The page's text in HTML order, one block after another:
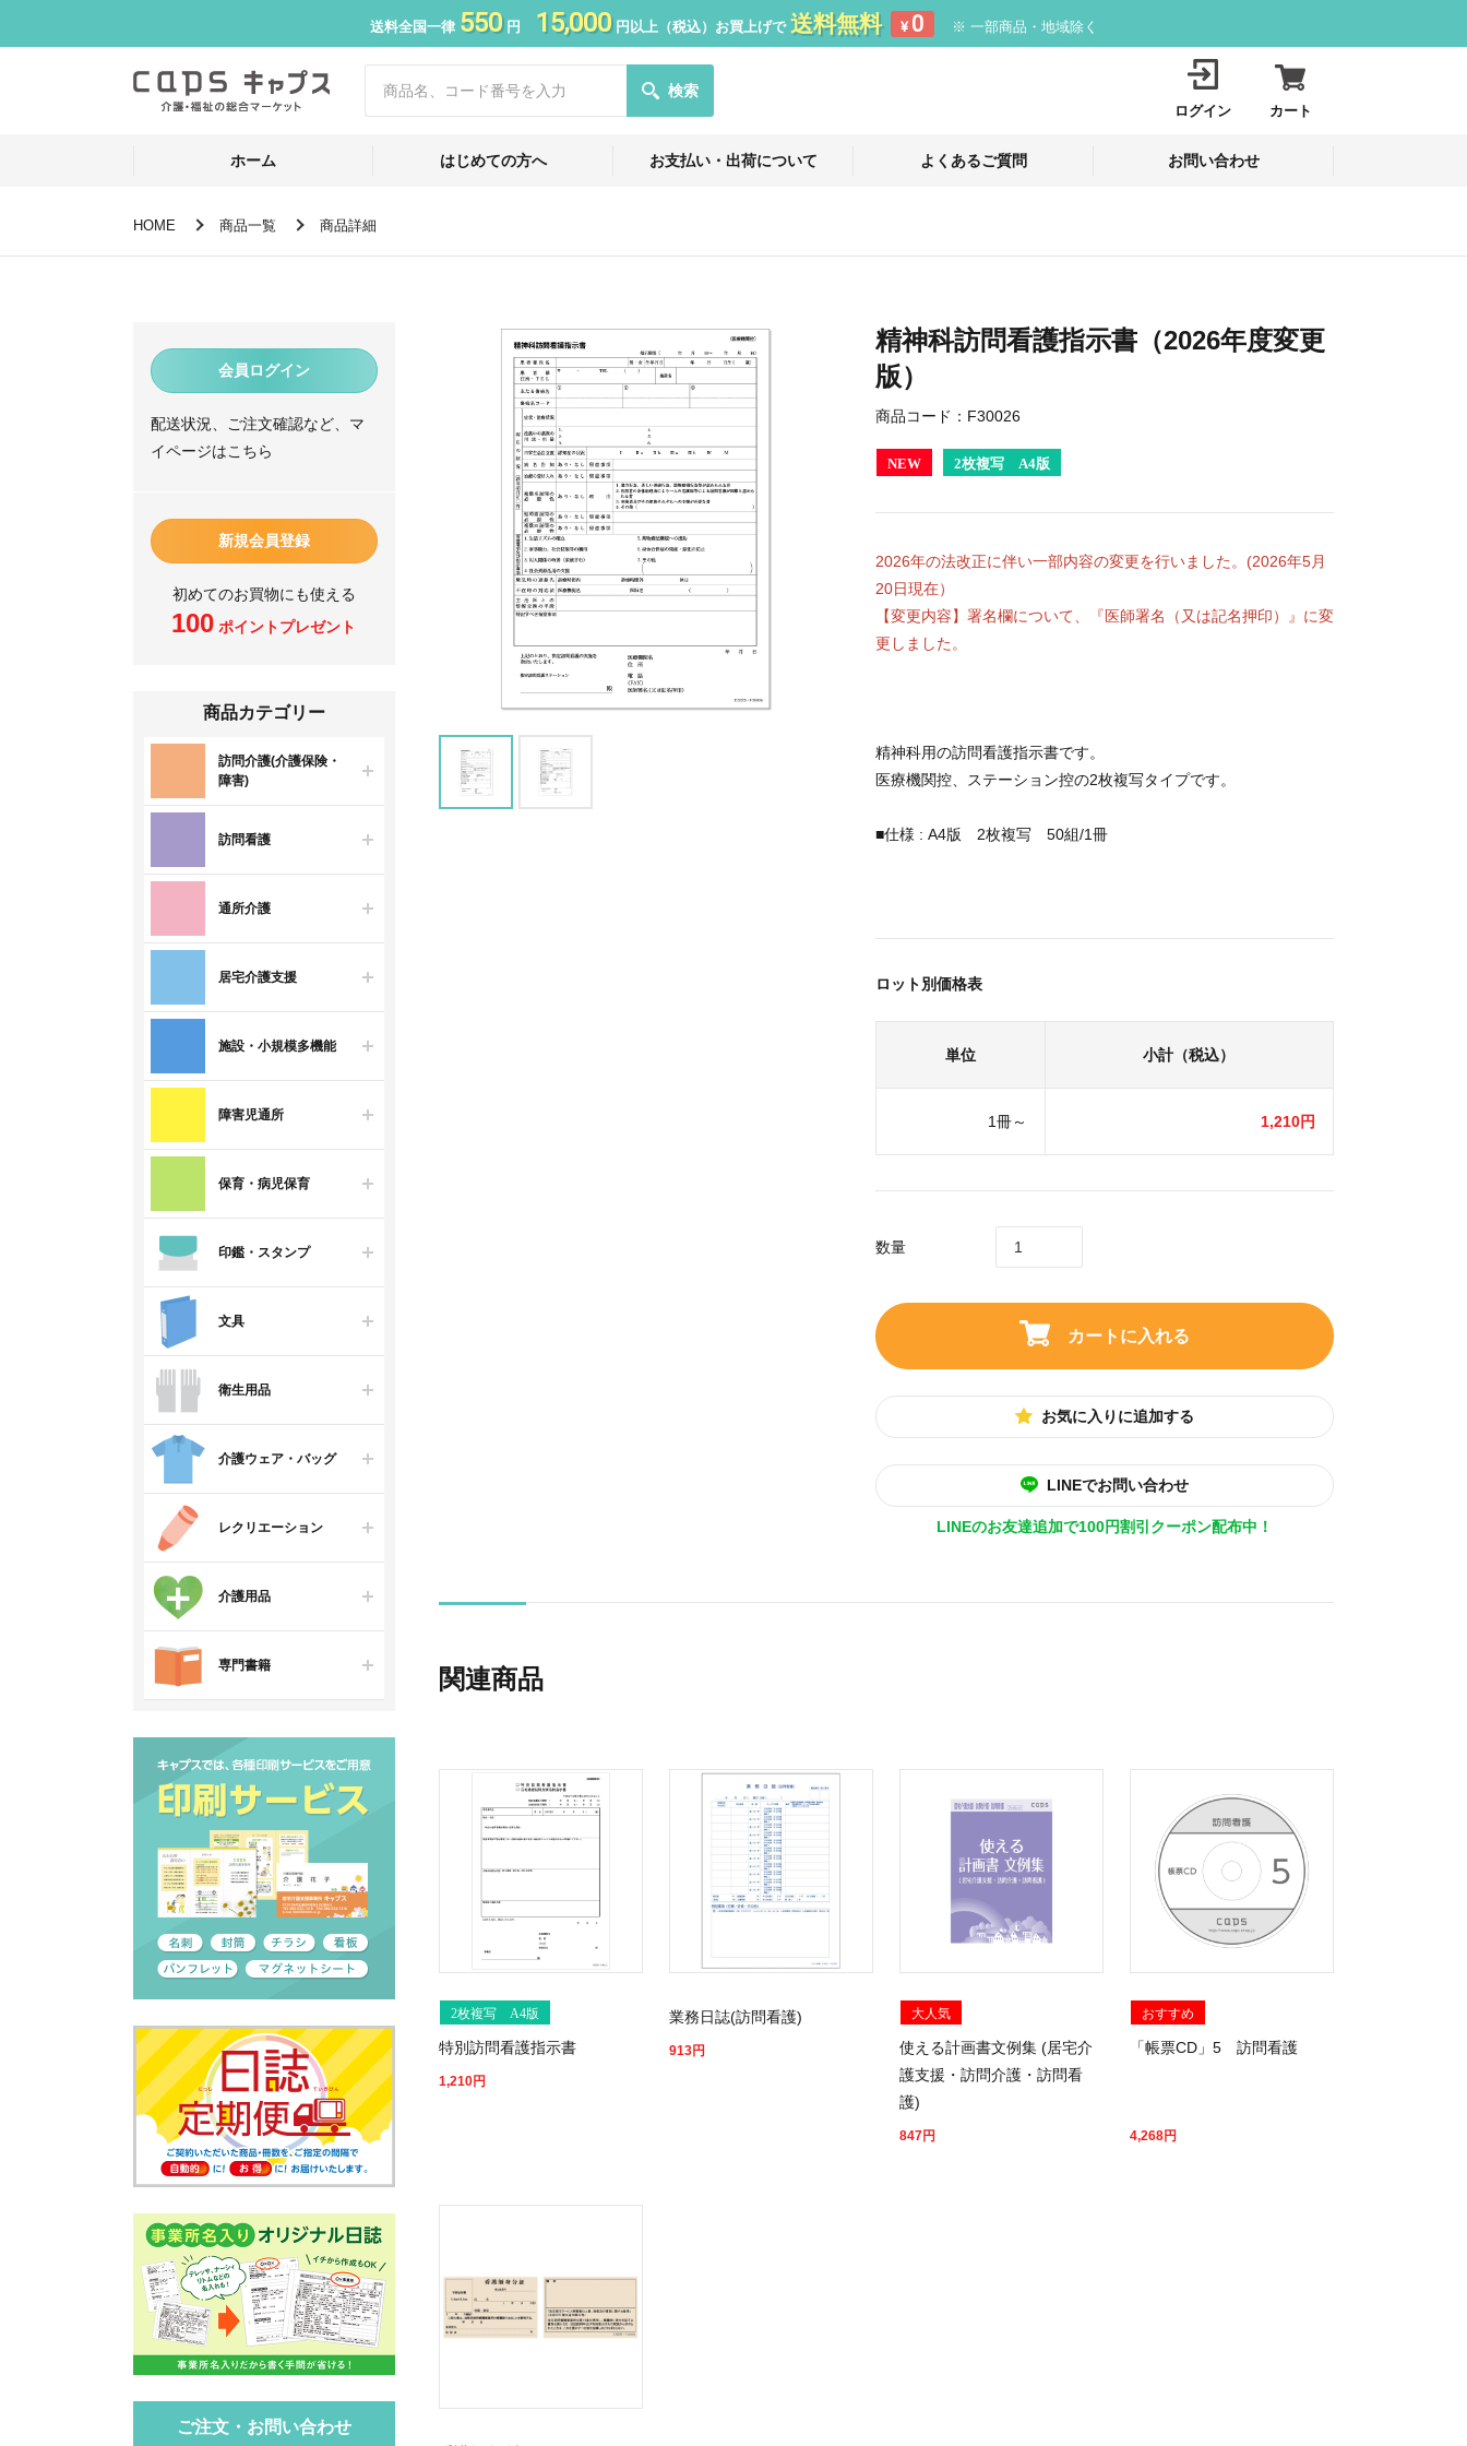
送料全国一律 550円 15,000円以上（税込）お買上げで 送料無料 ¥ 0 ※ 一部商品・地域除く
検索
ログイン カート
ホーム はじめての方へ お支払い・出荷について よくあるご質問 お問い合わせ
HOME 商品一覧 商品詳細
会員ログイン
配送状況、ご注文確認など、マ
イページはこちら
新規会員登録
初めてのお買物にも使える
100 ポイントプレゼント
商品カテゴリー
訪問介護(介護保険・
障害)
訪問看護
通所介護
居宅介護支援
施設・小規模多機能
障害児通所
保育・病児保育
印鑑・スタンプ
文具
衛生用品
介護ウェア・バッグ
レクリエーション
介護用品
専門書籍
ご注文・お問い合わせ
精神科訪問看護指示書（2026年度変更
版）
商品コード： F30026
NEW 2枚複写 A4版
2026年の法改正に伴い一部内容の変更を行いました。(2026年5月
20日現在）
【変更内容】署名欄について、『医師署名（又は記名押印）』に変
更しました。
精神科用の訪問看護指示書です。
医療機関控、ステーション控の2枚複写タイプです。
■仕様 : A4版 2枚複写 50組/1冊
ロット別価格表
単位 小計（税込）
1冊～ 1,210円
数量
カートに入れる
お気に入りに追加する
LINEでお問い合わせ
LINEのお友達追加で100円割引クーポン配布中！
関連商品
2枚複写 A4版
特別訪問看護指示書
1,210円
業務日誌(訪問看護)
913円
大人気
使える計画書文例集 (居宅介
護支援・訪問介護・訪問看
護)
847円
おすすめ
「帳票CD」5 訪問看護
4,268円